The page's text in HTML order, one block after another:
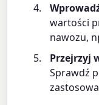
wartości
nawozu,
Przejrzyj
Sprawdź